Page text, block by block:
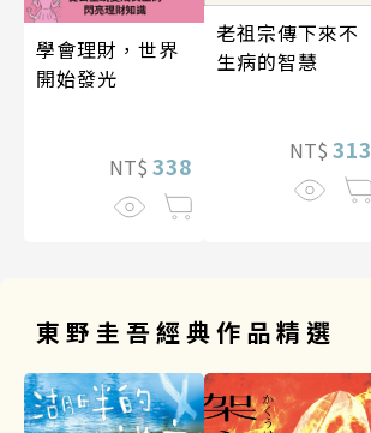
學會理財，世界
開始發光
NT$ 338
老祖宗傳下來不
生病的智慧
NT$ 313
東野圭吾經典作品精選